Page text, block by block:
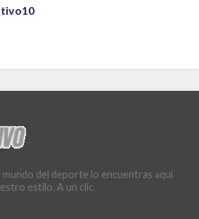
mundo del deporte lo encuentras aquí
estilo. A un clic.